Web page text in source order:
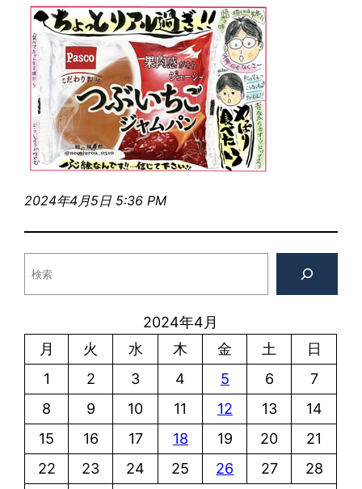
2024年4月5日 5:36 PM
2024年4月
月
火 水 木 金 土
日
1
2 3 4 5 6
7
8
9 10 11 12 13
14
15
16 17 18 19 20
21
22
23 24 25 26 27
28